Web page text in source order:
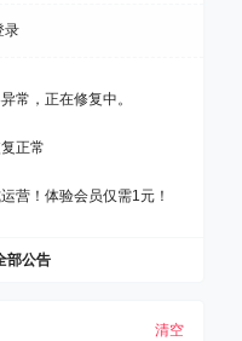
录
常，正在修复中。
正常
营！体验会员仅需1元！
部公告
清空